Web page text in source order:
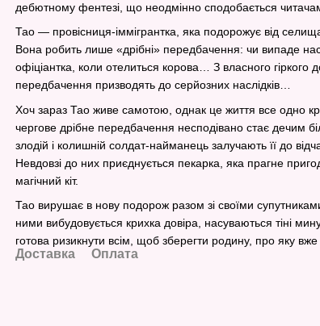
дебютному фентезі, що неодмінно сподобається
Тао — провісниця-іммігрантка, яка подорожує від
Вона робить лише «дрібні» передбачення: чи випаде
офіціантка, коли отелиться корова… З власного гіркого
передбачення призводять до серйозних наслідків…
Хоч зараз Тао живе самотою, однак це життя все одно
чергове дрібне передбачення несподівано стає дечим
злодій і колишній солдат-найманець залучають її до
Невдовзі до них приєднується пекарка, яка прагне
магічний кіт.
Тао вирушає в нову подорож разом зі своїми
ними вибудовується крихка довіра, насуваються тіні
готова ризикнути всім, щоб зберегти родину, про яку вже
Доставка Оплата